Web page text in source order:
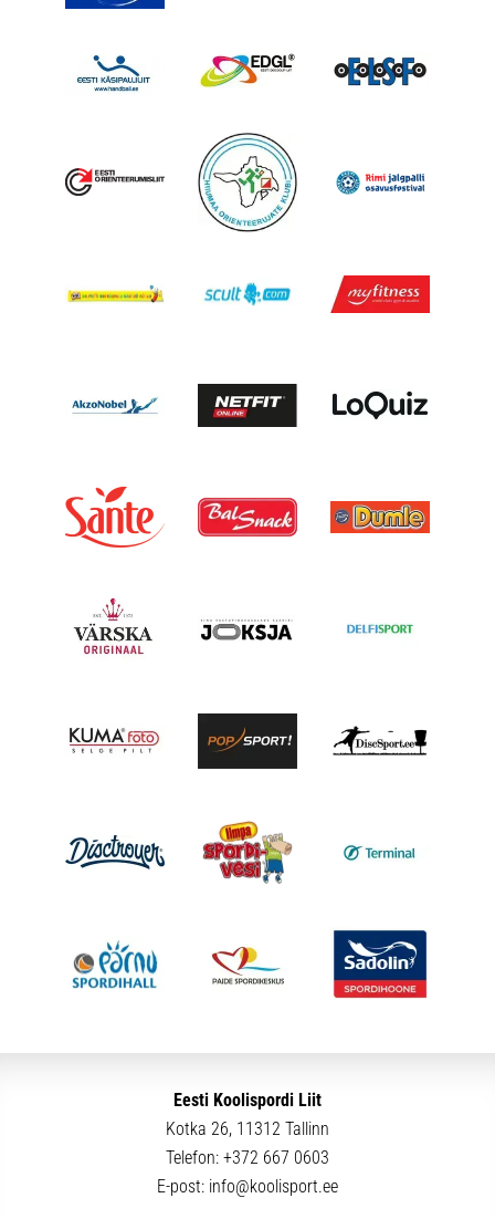
Eesti Koolispordi Liit
Kotka 26, 11312 Tallinn
Telefon: +372 667 0603
E-post: info@koolisport.ee